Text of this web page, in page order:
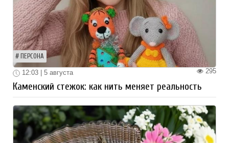
ПЕРСОНА
295
12:03 | 5 августа
Каменский стежок: как нить меняет реальность